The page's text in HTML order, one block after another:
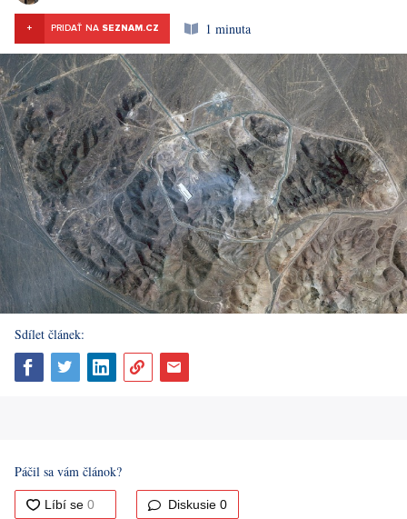
+ PRIDAŤ NA SEZNAM.CZ 1 minuta
Sdílet článek:
Páčil sa vám článok?
Diskusie 0